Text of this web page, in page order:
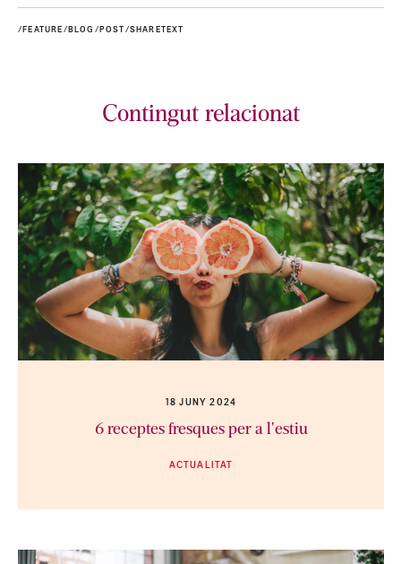
/FEATURE/BLOG/POST/SHARETEXT
Contingut relacionat
18 JUNY 2024
6 receptes fresques per a l'estiu
ACTUALITAT